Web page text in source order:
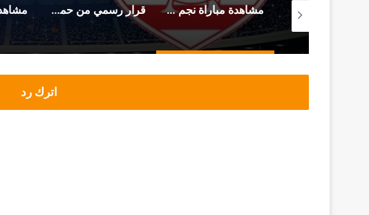
مشاهدة مباراة نجم المتلوي و النادي الإفريقي (بث مباشر) قرار رسمي من حمدي المدب بخصوص ماهر الكنزاري
اترك رد